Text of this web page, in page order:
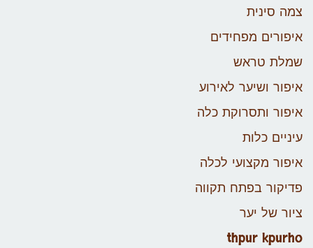
צמה סינית
איפורים מפחידים
שמלת טראש
איפור ושיער לאירוע
איפור ותסרוקת כלה
עיניים כלות
איפור מקצועי לכלה
פדיקור בפתח תקווה
ציור של יער
thpur kpurho